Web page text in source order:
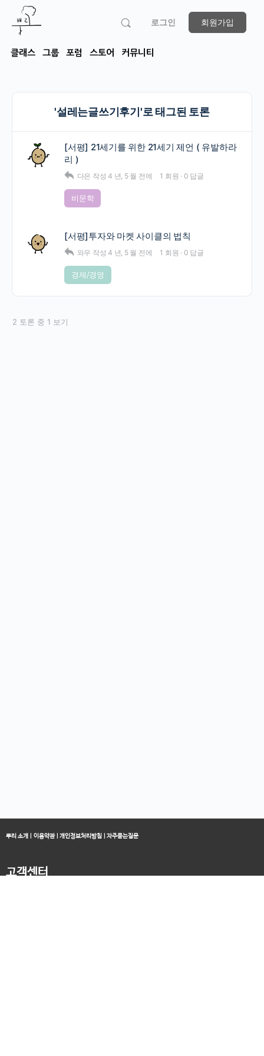
로그인 회원가입
클래스 그룹 포럼 스토어 커뮤니티
'설레는글쓰기후기'로 태그된 토론
[서평] 21세기를 위한 21세기 제언 ( 유발하라
리 )
다은 작성4 년, 5 월 전에 1 회원 · 0 답글
비문학
[서평]투자와 마켓 사이클의 법칙
와우 작성4 년, 5 월 전에 1 회원 · 0 답글
경제/경영
2 토론 중 1 보기
뿌리 소개 이용약관 개인정보처리방침 자주묻는질문
고객센터